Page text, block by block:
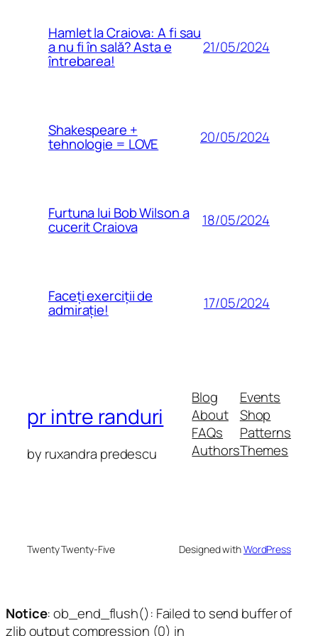
Hamlet la Craiova: A fi sau
a nu fi în sală? Asta e
întrebarea!
21/05/2024
Shakespeare +
tehnologie = LOVE 20/05/2024
Furtuna lui Bob Wilson a
cucerit Craiova 18/05/2024
Faceți exerciții de
admirație! 17/05/2024
pr intre randuri
by ruxandra predescu
Blog
About
FAQs
Authors
Events
Shop
Patterns
Themes
Twenty Twenty-Five Designed withWordPress
Notice: ob_end_flush(): Failed to send buffer of
zlib output compression (0) in